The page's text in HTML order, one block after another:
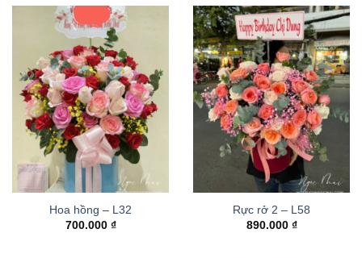
Hoa hồng – L32
700.000 ₫
Rực rở 2 – L58
890.000 ₫